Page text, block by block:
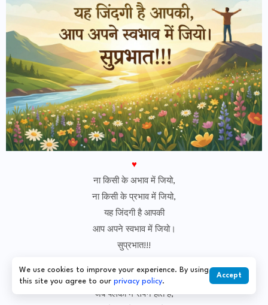
♥
ना किसी के अभाव में जियो,
ना किसी के प्रभाव में जियो,
यह जिंदगी है आपकी
आप अपने स्वभाव में जियो।
सुप्रभात!!!
खूबसूरत होते है वो पल,
जब पलकों में सपने होते है,
We use cookies to improve your experience. By using
this site you agree to our privacy policy.
Accept